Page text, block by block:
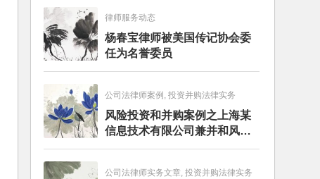
律师服务动态
杨春宝律师被美国传记协会委
任为名誉委员
公司法律师案例, 投资并购法律实务
风险投资和并购案例之上海某
信息技术有限公司兼并和风险
投资服务
公司法律师实务文章, 投资并购法律实务